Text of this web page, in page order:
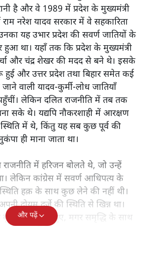
थे तो राजनीति में कैसे आ गए?
राजनीति को बदल दिया।
में1990 का दशक आमूल-चूल बदलाव
अगड़ा आधिपत्य वाले उत्तर प्रदेश में
हुआ। इसमें मुलायम सिंह यादव और
जा सकता। हालाँकि मुलायम सिंह यादव
है और वे 1989 में प्रदेश के मुख्यमंत्री
नरेश यादव सरकार में वे सहकारिता
था। यहाँ तक कि प्रदेश के मुख्यमंत्री
और चंद्र शेखर की मदद से बने थे। इसके
और उत्तर प्रदेश तथा बिहार समेत कई
जाने वाली यादव-कुर्मी-लोध जातियाँ
लेकिन दलित राजनीति में तब तक
सके थे। यद्यपि नौकरशाही में आरक्षण